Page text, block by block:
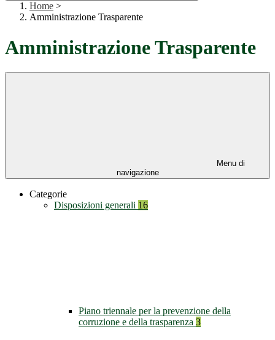
Home >
Amministrazione Trasparente
Amministrazione Trasparente
Menu di
navigazione
Categorie
Disposizioni generali 16
Piano triennale per la prevenzione della
corruzione e della trasparenza 3